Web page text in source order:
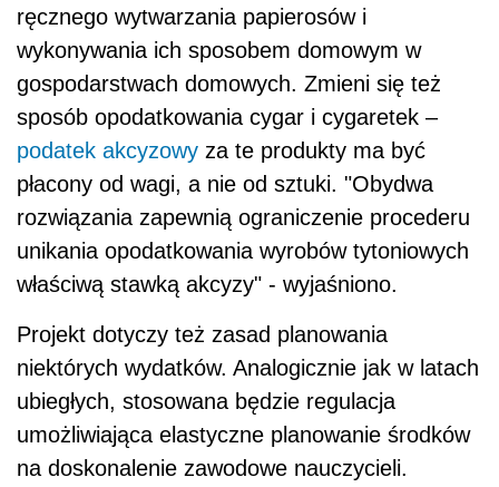
ręcznego wytwarzania papierosów i
wykonywania ich sposobem domowym w
gospodarstwach domowych. Zmieni się też
sposób opodatkowania cygar i cygaretek –
podatek akcyzowy za te produkty ma być
płacony od wagi, a nie od sztuki. "Obydwa
rozwiązania zapewnią ograniczenie procederu
unikania opodatkowania wyrobów tytoniowych
właściwą stawką akcyzy" - wyjaśniono.
Projekt dotyczy też zasad planowania
niektórych wydatków. Analogicznie jak w latach
ubiegłych, stosowana będzie regulacja
umożliwiająca elastyczne planowanie środków
na doskonalenie zawodowe nauczycieli.